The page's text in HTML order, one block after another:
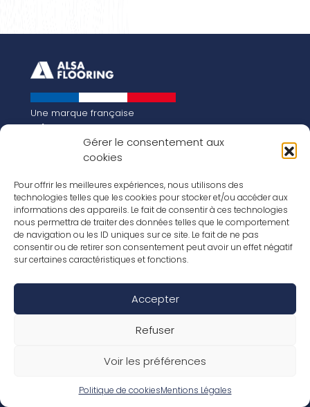
Gérer le consentement aux
cookies
Pour offrir les meilleures expériences, nous utilisons des
technologies telles que les cookies pour stocker et/ou accéder aux
informations des appareils. Le fait de consentir à ces technologies
nous permettra de traiter des données telles que le comportement
de navigation ou les ID uniques sur ce site. Le fait de ne pas
consentir ou de retirer son consentement peut avoir un effet négatif
sur certaines caractéristiques et fonctions.
Accepter
Refuser
Voir les préférences
Politique de cookiesMentions Légales
Une marque française
Qui sommes-nous
Notre histoire
Les chiffres clés
FR
EN
Nos revêtements
Nos Stratifiés
Nos accessoires
Nos parquets
Conditions de garantie
Déclaration de performance
Politique de confidentialité